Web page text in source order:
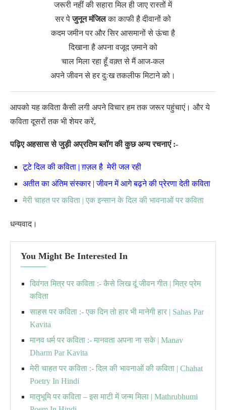
जरूरी नहीं की सहारा मिल ही जाए रास्तों में
सर पेजुनून मंजिलका काफी है दीवानों को
कदम जमीन पर और सिर आसमानों से ऊंचा है
दिखाना है अपना वजूद ज़माने को
चाल मिला रहा हूँ वक़्त से मैं आज-कल
अपने जीवन से हर दुःख तकलीफ मिटाने को।
आपको यह कविता कैसी लगी अपने विचार हम तक जरूर पहुंचाएं। और ये
कविता दूसरों तक भी शेयर करें,
पढ़िए अहसास से जुड़ी अप्रतिम ब्लॉग की कुछ अन्य रचनाएं :-
टूटे दिल की कविता | ग़ज़ल है मेरी जल रही
अतीत का अंतिम संस्कार | जीवन में आगे बढ़ने की प्रेरणा देती कविता
मेरी चाहत पर कविता | एक इन्सान के दिल की भावनाओं पर कविता
धन्यवाद।
You Might Be Interested In
दिवंगत मित्र पर कविता :- कैसे लिख दूं जीवन गीत | मित्र प्रेम
कविता
साहस पर कविता :- एक दिन तो हार भी मानेगी हार | Sahas Par
Kavita
मानव धर्म पर कविता :- मानवता अपना ना सके | Manav
Dharm Par Kavita
मेरी चाहत पर कविता :- दिल की भावनाओं की कविता | Chahat
Poetry In Hindi
मातृभूमि पर कविता – इस माटी में जन्म मिला | Mathrubhumi